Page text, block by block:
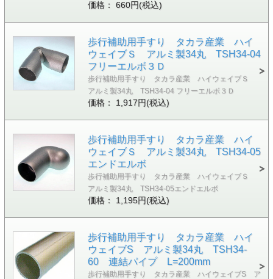
価格： 660円(税込)
歩行補助用手すり タカラ産業 ハイ
ウェイブＳ アルミ製34丸 TSH34-04
フリーエルボ３Ｄ
歩行補助用手すり タカラ産業 ハイウェイブＳ
アルミ製34丸 TSH34-04 フリーエルボ３Ｄ
価格： 1,917円(税込)
歩行補助用手すり タカラ産業 ハイ
ウェイブＳ アルミ製34丸 TSH34-05
エンドエルボ
歩行補助用手すり タカラ産業 ハイウェイブＳ
アルミ製34丸 TSH34-05エンドエルボ
価格： 1,195円(税込)
歩行補助用手すり タカラ産業 ハイ
ウェイブS アルミ製34丸 TSH34-
60 連結パイプ L=200mm
歩行補助用手すり タカラ産業 ハイウェイブS ア